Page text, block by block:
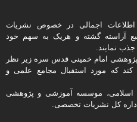
اطلاعات اجمالی در خصوص نشریات
آراسته گشته و هریک به سهم خود
جذب نمایند.
امام خمینی قدس سره زیر نظر
چاپ می کند که مورد استقبال مجامع علمی و
اسلامی، موسسه آموزشی و پژوهشی
كل نشریات تخصصی.